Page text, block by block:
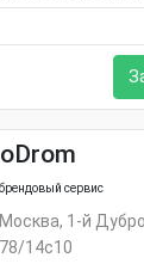
сервис
Москва, 1-й
78/14с10